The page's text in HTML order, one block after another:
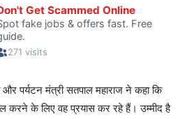
और पर्यटन मंत्री सतपाल महाराज ने कहा कि
करने के लिए वह प्रयास कर रहे हैं। उम्मीद है